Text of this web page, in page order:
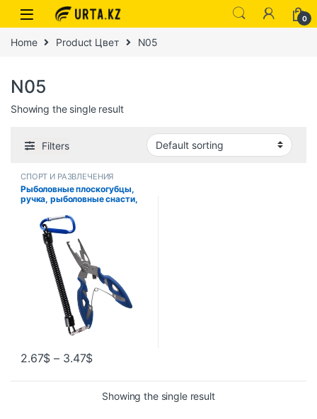
0
Home Product Цвет N05
N05
Showing the single result
Filters
СПОРТ И РАЗВЛЕЧЕНИЯ
Рыболовные плоскогубцы,
ручка, рыболовные снасти,
разрезное кольцо,
рыболовные аксессуары,
щипцы,
многофункциональные
ножницы
2.67$ – 3.47$
Showing the single result